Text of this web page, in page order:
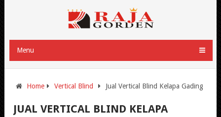
Menu
Home Vertical Blind Jual Vertical Blind Kelapa Gading
JUAL VERTICAL BLIND KELAPA